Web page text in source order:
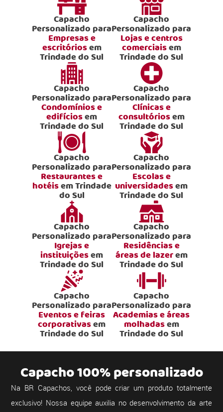
Capacho
Personalizado para
Empresas e
escritóriosem
Trindade do Sul
Capacho
Personalizado para
Lojas e centros
comerciaisem
Trindade do Sul
Capacho
Personalizado para
Condomínios e
edifíciosem
Trindade do Sul
Capacho
Personalizado para
Clínicas e
consultóriosem
Trindade do Sul
Capacho
Personalizado para
Restaurantes e
hotéisem Trindade
do Sul
Capacho
Personalizado para
Escolas e
universidadesem
Trindade do Sul
Capacho
Personalizado para
Igrejas e
instituiçõesem
Trindade do Sul
Capacho
Personalizado para
Residências e
áreas de lazerem
Trindade do Sul
Capacho
Personalizado para
Eventos e feiras
corporativasem
Trindade do Sul
Capacho
Personalizado para
Academias e áreas
molhadasem
Trindade do Sul
Capacho 100% personalizado
Na BR Capachos, você pode criar um produto totalmente
exclusivo! Nossa equipe auxilia no desenvolvimento da arte